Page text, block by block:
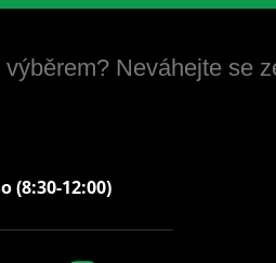
Neváhejte se
(8:30-12:00)